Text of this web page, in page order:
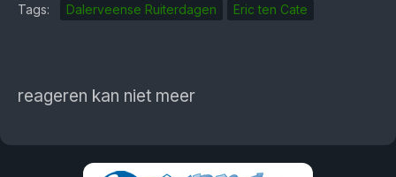
Tags: Dalerveense Ruiterdagen Eric ten Cate
reageren kan niet meer